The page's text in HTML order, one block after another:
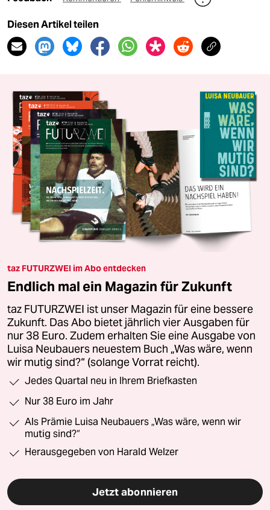
Diesen Artikel teilen
taz FUTURZWEI im Abo entdecken
Endlich mal ein Magazin für Zukunft
taz FUTURZWEI ist unser Magazin für eine bessere
Zukunft. Das Abo bietet jährlich vier Ausgaben für
nur 38 Euro. Zudem erhalten Sie eine Ausgabe von
Luisa Neubauers neuestem Buch „Was wäre, wenn
wir mutig sind?“ (solange Vorrat reicht).
Jedes Quartal neu in Ihrem Briefkasten
Nur 38 Euro im Jahr
Als Prämie Luisa Neubauers „Was wäre, wenn wir
mutig sind?“
Herausgegeben von Harald Welzer
Jetzt abonnieren